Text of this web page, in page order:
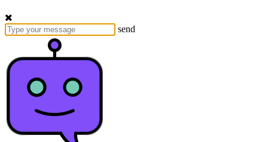
send